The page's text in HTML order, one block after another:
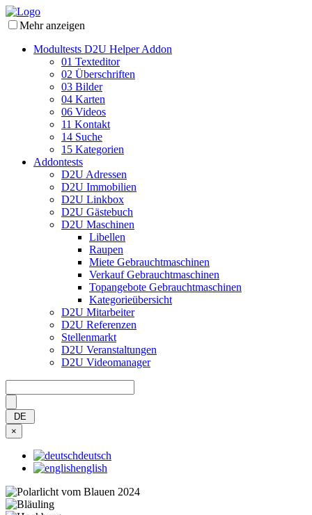
Mehr anzeigen
Modultests D2U Helper Addon
01 Texteditor
02 Überschriften
03 Bilder
04 Karten
06 Videos
11 Kontakt
14 Suche
15 Kategorien
Addontests
D2U Adressen
D2U Immobilien
D2U Linkbox
D2U Gästebuch
D2U Maschinen
Libellen
Raupen
Miete Gebrauchtmaschinen
Verkauf Gebrauchtmaschinen
Topangebote Gebrauchtmaschinen
Kategorieübersicht
D2U Mitarbeiter
D2U Referenzen
Stellenmarkt
D2U Veranstaltungen
D2U Videomanager
Bitte nicht ausfüllen
DE
×
deutsch
english